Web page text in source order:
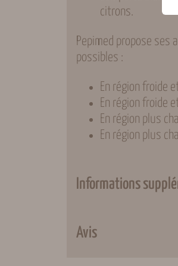
citrons.
Pepimed propose ses
possibles :
En région froide
En région froide
En région plus
En région plus
Informations
Avis